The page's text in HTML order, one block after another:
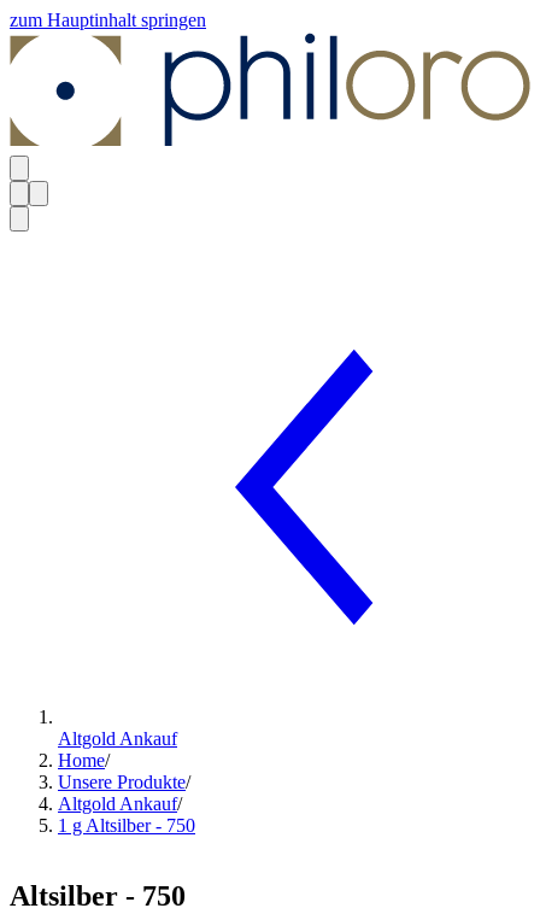
zum Hauptinhalt springen
Altgold Ankauf
Home/
Unsere Produkte/
Altgold Ankauf/
1 g Altsilber - 750
Altsilber - 750